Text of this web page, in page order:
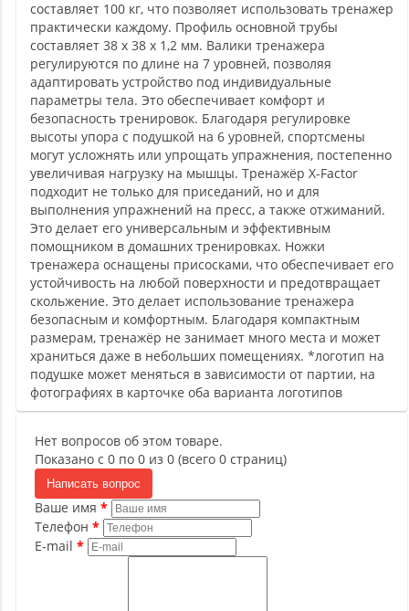
составляет 100 кг, что позволяет использовать тренажер
практически каждому. Профиль основной трубы
составляет 38 х 38 х 1,2 мм. Валики тренажера
регулируются по длине на 7 уровней, позволяя
адаптировать устройство под индивидуальные
параметры тела. Это обеспечивает комфорт и
безопасность тренировок. Благодаря регулировке
высоты упора с подушкой на 6 уровней, спортсмены
могут усложнять или упрощать упражнения, постепенно
увеличивая нагрузку на мышцы. Тренажёр X-Factor
подходит не только для приседаний, но и для
выполнения упражнений на пресс, а также отжиманий.
Это делает его универсальным и эффективным
помощником в домашних тренировках. Ножки
тренажера оснащены присосками, что обеспечивает его
устойчивость на любой поверхности и предотвращает
скольжение. Это делает использование тренажера
безопасным и комфортным. Благодаря компактным
размерам, тренажёр не занимает много места и может
храниться даже в небольших помещениях. *логотип на
подушке может меняться в зависимости от партии, на
фотографиях в карточке оба варианта логотипов
Нет вопросов об этом товаре.
Показано с 0 по 0 из 0 (всего 0 страниц)
Написать вопрос
Ваше имя
Телефон
E-mail